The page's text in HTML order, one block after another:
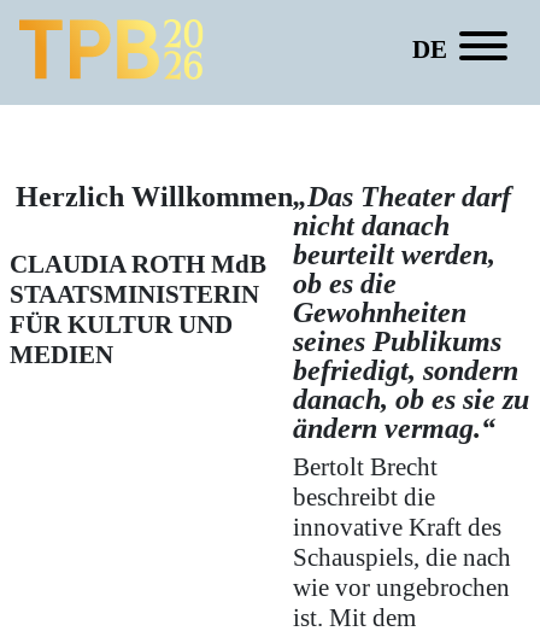
DE
Herzlich Willkommen
CLAUDIA ROTH MdB
STAATSMINISTERIN
FÜR KULTUR UND
MEDIEN
„Das Theater darf
nicht danach
beurteilt werden,
ob es die
Gewohnheiten
seines Publikums
befriedigt, sondern
danach, ob es sie zu
ändern vermag.“
Bertolt Brecht
beschreibt die
innovative Kraft des
Schauspiels, die nach
wie vor ungebrochen
ist. Mit dem